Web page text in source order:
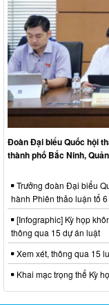
Đoàn Đại biểu Quốc hội
thành phố Bắc Ninh,
Trưởng đoàn Đại biểu
hành Phiên thảo luận tổ 6
[Infographic] Kỳ họp
thông qua 15 dự án luật
Xem xét, thông qua 15
Khai mạc trọng thể Kỳ